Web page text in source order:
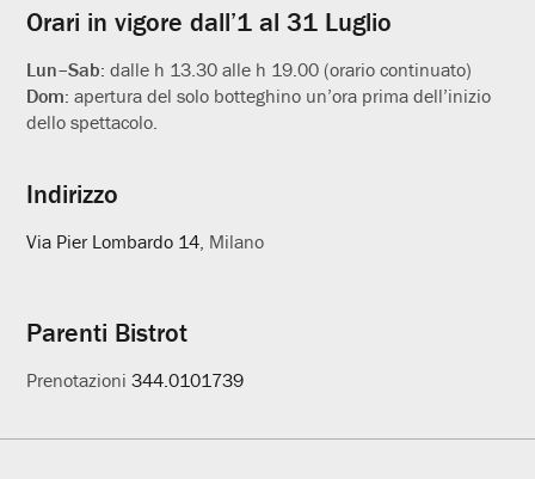
Orari in vigore dall’1 al 31 Luglio
Lun–Sab:dalle h 13.30 alle h 19.00 (orario continuato)
Dom:apertura del solo botteghino un’ora prima dell’inizio
dello spettacolo.
Indirizzo
Via Pier Lombardo 14, Milano
Parenti Bistrot
Prenotazioni344.0101739